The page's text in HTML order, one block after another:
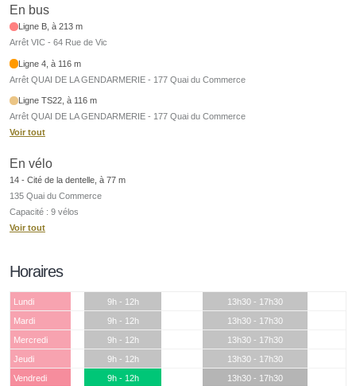
En bus
Ligne B, à 213 m
Arrêt VIC - 64 Rue de Vic
Ligne 4, à 116 m
Arrêt QUAI DE LA GENDARMERIE - 177 Quai du Commerce
Ligne TS22, à 116 m
Arrêt QUAI DE LA GENDARMERIE - 177 Quai du Commerce
Voir tout
En vélo
14 - Cité de la dentelle, à 77 m
135 Quai du Commerce
Capacité : 9 vélos
Voir tout
Horaires
Lundi 9h - 12h
13h30 - 17h30
Mardi
9h - 12h
13h30 - 17h30
Mercredi
9h - 12h
13h30 - 17h30
Jeudi
9h - 12h
13h30 - 17h30
Vendredi
9h - 12h
13h30 - 17h30